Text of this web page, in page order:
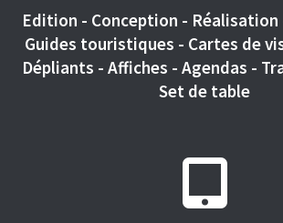
Edition - Conception -
Guides touristiques - Cartes de
Dépliants - Affiches - Agendas -
Set de table